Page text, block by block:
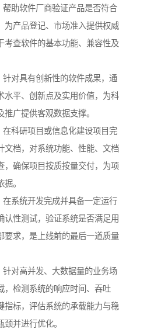
帮助软件厂商验证产品是否符合
为产品登记、市场准入提供权威
考查软件的基本功能、兼容性及
针对具有创新性的软件成果，通
水平、创新点及实用价值，为科
广提供客观数据支撑。
在科研项目或信息化建设项目完
文档，对系统功能、性能、文档
，确保项目按质按量交付，为项
。
在系统开发完成并具备一定运行
认性测试，验证系统是否满足用
要求，是上线前的最后一道质量
针对高并发、大数据量的业务场
，检测系统的响应时间、吞吐
指标，评估系统的承载能力与稳
并进行优化。